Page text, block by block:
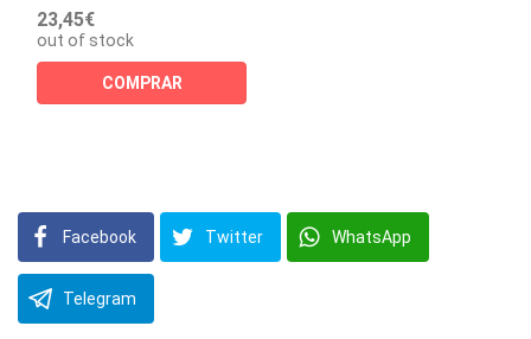
23,45€
out of stock
COMPRAR
Facebook Twitter WhatsApp
Telegram